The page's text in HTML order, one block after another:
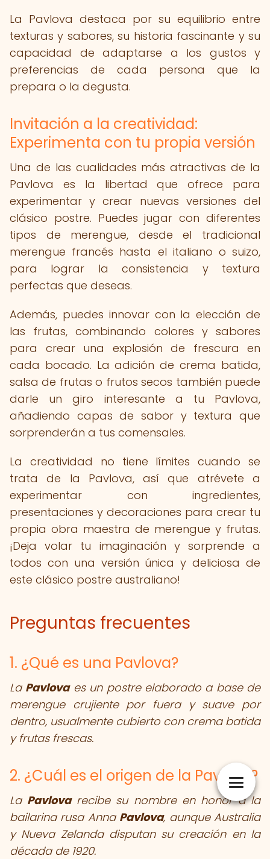
La Pavlova destaca por su equilibrio entre
texturas y sabores, su historia fascinante y su
capacidad de adaptarse a los gustos y
preferencias de cada persona que la
prepara o la degusta.
Invitación a la creatividad:
Experimenta con tu propia versión
Una de las cualidades más atractivas de la
Pavlova es la libertad que ofrece para
experimentar y crear nuevas versiones del
clásico postre. Puedes jugar con diferentes
tipos de merengue, desde el tradicional
merengue francés hasta el italiano o suizo,
para lograr la consistencia y textura
perfectas que deseas.
Además, puedes innovar con la elección de
las frutas, combinando colores y sabores
para crear una explosión de frescura en
cada bocado. La adición de crema batida,
salsa de frutas o frutos secos también puede
darle un giro interesante a tu Pavlova,
añadiendo capas de sabor y textura que
sorprenderán a tus comensales.
La creatividad no tiene límites cuando se
trata de la Pavlova, así que atrévete a
experimentar con ingredientes,
presentaciones y decoraciones para crear tu
propia obra maestra de merengue y frutas.
¡Deja volar tu imaginación y sorprende a
todos con una versión única y deliciosa de
este clásico postre australiano!
Preguntas frecuentes
1. ¿Qué es una Pavlova?
La Pavlovaes un postre elaborado a base de
merengue crujiente por fuera y suave por
dentro, usualmente cubierto con crema batida
y frutas frescas.
2. ¿Cuál es el origen de la Pavlova?
La Pavlovarecibe su nombre en honor a la
bailarina rusa Anna Pavlova, aunque Australia
y Nueva Zelanda disputan su creación en la
década de 1920.